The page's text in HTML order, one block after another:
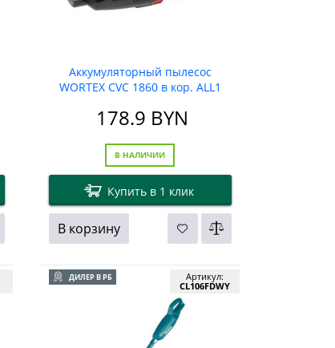
Аккумуляторный пылесос
WORTEX CVC 1860 в кор. ALL1
178.9 BYN
В НАЛИЧИИ
Купить в 1 клик
В корзину
ДИЛЕР В РБ
Артикул:
CL106FDWY